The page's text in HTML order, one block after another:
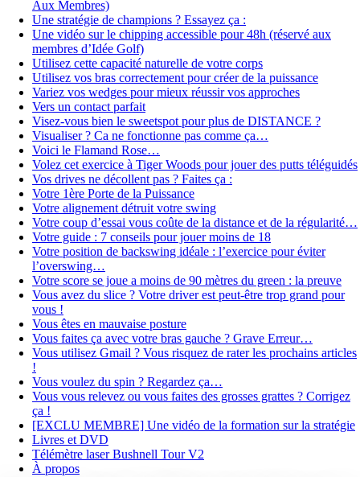
Aux Membres)
Une stratégie de champions ? Essayez ça :
Une vidéo sur le chipping accessible pour 48h (réservé aux
membres d’Idée Golf)
Utilisez cette capacité naturelle de votre corps
Utilisez vos bras correctement pour créer de la puissance
Variez vos wedges pour mieux réussir vos approches
Vers un contact parfait
Visez-vous bien le sweetspot pour plus de DISTANCE ?
Visualiser ? Ca ne fonctionne pas comme ça…
Voici le Flamand Rose…
Volez cet exercice à Tiger Woods pour jouer des putts téléguidés
Vos drives ne décollent pas ? Faites ça :
Votre 1ère Porte de la Puissance
Votre alignement détruit votre swing
Votre coup d’essai vous coûte de la distance et de la régularité…
Votre guide : 7 conseils pour jouer moins de 18
Votre position de backswing idéale : l’exercice pour éviter
l’overswing…
Votre score se joue a moins de 90 mètres du green : la preuve
Vous avez du slice ? Votre driver est peut-être trop grand pour
vous !
Vous êtes en mauvaise posture
Vous faites ça avec votre bras gauche ? Grave Erreur…
Vous utilisez Gmail ? Vous risquez de rater les prochains articles
!
Vous voulez du spin ? Regardez ça…
Vous vous relevez ou vous faites des grosses grattes ? Corrigez
ça !
[EXCLU MEMBRE] Une vidéo de la formation sur la stratégie
Livres et DVD
Télémètre laser Bushnell Tour V2
À propos